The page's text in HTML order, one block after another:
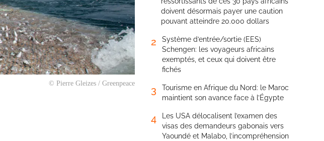
© Pierre Gleizes / Greenpeace
doivent désormais payer une caution
pouvant atteindre 20.000 dollars
2
Système d’entrée/sortie (EES)
Schengen: les voyageurs africains
exemptés, et ceux qui doivent être
fichés
3
Tourisme en Afrique du Nord: le Maroc
maintient son avance face à l’Égypte
4
Les USA délocalisent l’examen des
visas des demandeurs gabonais vers
Yaoundé et Malabo, l’incompréhension